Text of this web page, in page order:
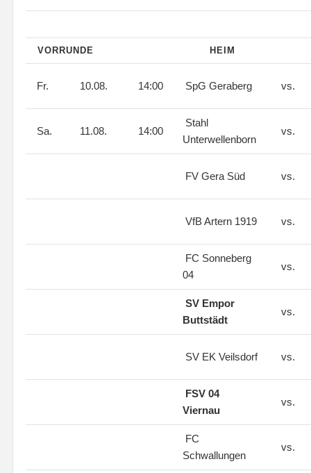
VORRUNDE HEIM
Fr. 10.08. 14:00 SpG Geraberg vs.
Sa. 11.08. 14:00
Stahl
Unterwellenborn
vs.
FV Gera Süd vs.
VfB Artern 1919 vs.
FC Sonneberg
04
vs.
SV Empor
Buttstädt
vs.
SV EK Veilsdorf vs.
FSV 04
Viernau
vs.
FC
Schwallungen
vs.